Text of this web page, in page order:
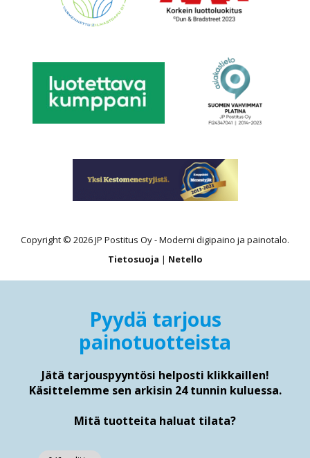
Copyright © 2026 JP Postitus Oy - Moderni digipaino ja painotalo.
Tietosuoja | Netello